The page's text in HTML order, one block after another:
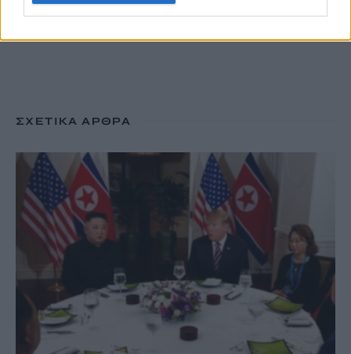
ΣΧΕΤΙΚΆ ΆΡΘΡΑ